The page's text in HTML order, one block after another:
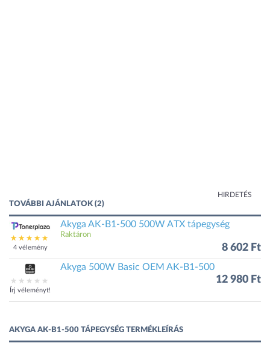
HIRDETÉS
TOVÁBBI AJÁNLATOK (2)
4 vélemény
Akyga AK-B1-500 500W ATX tápegység
Raktáron
8 602 Ft
Írj véleményt!
Akyga 500W Basic OEM AK-B1-500
12 980 Ft
AKYGA AK-B1-500 TÁPEGYSÉG TERMÉKLEÍRÁS